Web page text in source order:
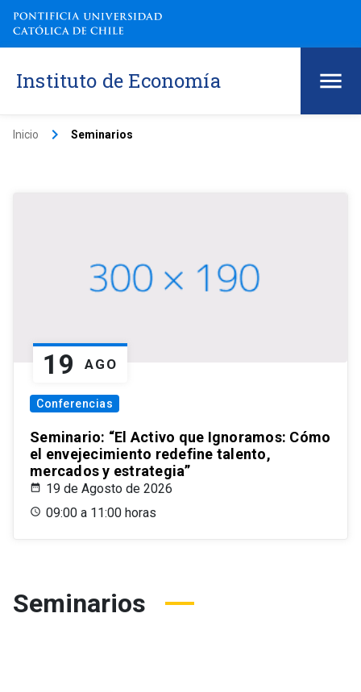
Instituto de Economía
Inicio keyboard_arrow_right Seminarios
19 AGO
Conferencias
Seminario: “El Activo que Ignoramos: Cómo
el envejecimiento redefine talento,
mercados y estrategia”
19 de Agosto de 2026
09:00 a 11:00 horas
Seminarios